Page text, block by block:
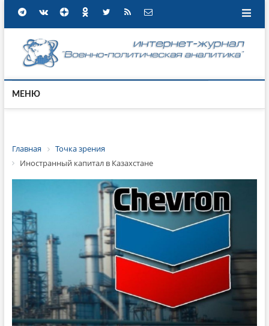
МЕНЮ
Главная
Точка зрения
Иностранный капитал в Казахстане